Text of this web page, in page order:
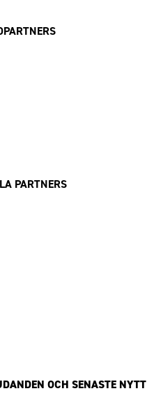
PARTNERS
OCH SENASTE NYTT